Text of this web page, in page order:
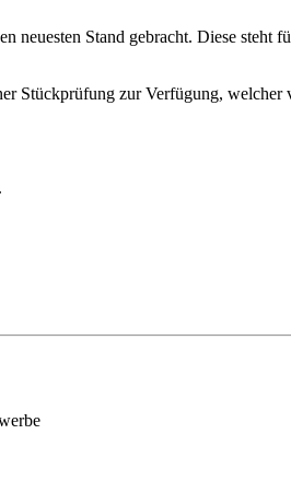
neuesten Stand gebracht. Diese steht
Stückprüfung zur Verfügung, welcher